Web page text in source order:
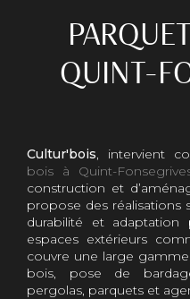
QUINT-
Cultur'bois, intervient
bois à Quint-
construction et
propose des réalisations
durabilité et adaptation
espaces extérieurs
couvre une large
bois, pose de
pergolas, parquets et